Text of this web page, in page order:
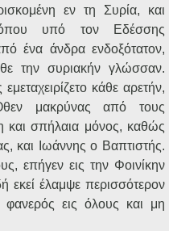
εν τη Συρία, και
υπό τον Εδέσσης
ένα άνδρα ενδοξότατον,
την συριακήν γλώσσαν.
κάθε αρετήν,
μακρύνας από τους
και σπήλαια μόνος, καθώς
και Ιωάννης ο Βαπτιστής.
επήγεν εις την Φοινίκην
εκεί έλαμψε περισσότερον
φανερός εις όλους και μη